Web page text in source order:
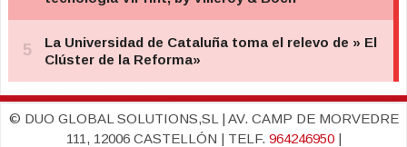
© DUO GLOBAL SOLUTIONS,SL | AV. CAMP DE MORVEDRE
111, 12006 CASTELLÓN | TELF. 964246950|